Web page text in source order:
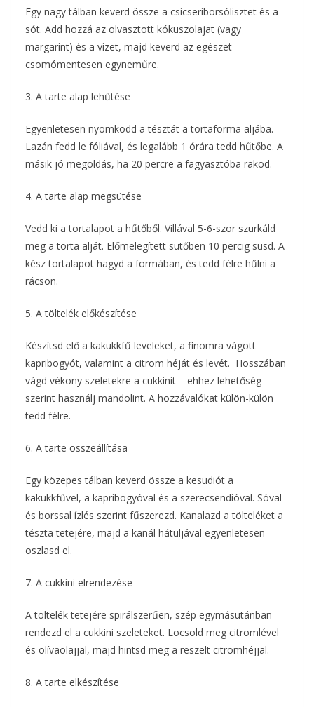
Egy nagy tálban keverd össze a csicseriborsólisztet és a
sót. Add hozzá az olvasztott kókuszolajat (vagy
margarint) és a vizet, majd keverd az egészet
csomómentesen egyneműre.
3. A tarte alap lehűtése
Egyenletesen nyomkodd a tésztát a tortaforma aljába.
Lazán fedd le fóliával, és legalább 1 órára tedd hűtőbe. A
másik jó megoldás, ha 20 percre a fagyasztóba rakod.
4. A tarte alap megsütése
Vedd ki a tortalapot a hűtőből. Villával 5-6-szor szurkáld
meg a torta alját. Előmelegített sütőben 10 percig süsd. A
kész tortalapot hagyd a formában, és tedd félre hűlni a
rácson.
5. A töltelék előkészítése
Készítsd elő a kakukkfű leveleket, a finomra vágott
kapribogyót, valamint a citrom héját és levét. Hosszában
vágd vékony szeletekre a cukkinit – ehhez lehetőség
szerint használj mandolint. A hozzávalókat külön-külön
tedd félre.
6. A tarte összeállítása
Egy közepes tálban keverd össze a kesudiót a
kakukkfűvel, a kapribogyóval és a szerecsendióval. Sóval
és borssal ízlés szerint fűszerezd. Kanalazd a tölteléket a
tészta tetejére, majd a kanál hátuljával egyenletesen
oszlasd el.
7. A cukkini elrendezése
A töltelék tetejére spirálszerűen, szép egymásutánban
rendezd el a cukkini szeleteket. Locsold meg citromlével
és olívaolajjal, majd hintsd meg a reszelt citromhéjjal.
8. A tarte elkészítése